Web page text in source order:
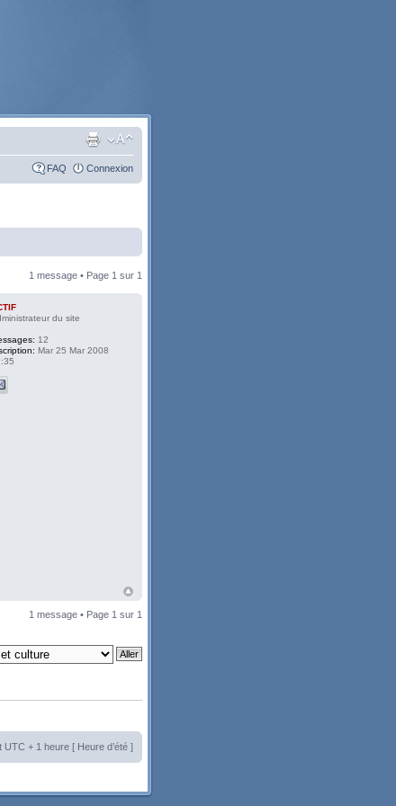
FAQ Connexion
1 message • Page 1 sur 1
du site
12
Mar 25 Mar 2008
1 message • Page 1 sur 1
UTC + 1 heure [ Heure d’été ]